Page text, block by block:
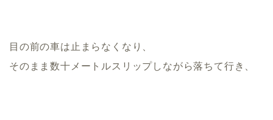
目の前の車は止まらなくなり、
そのまま数十メートルスリップしながら落ちて行き、